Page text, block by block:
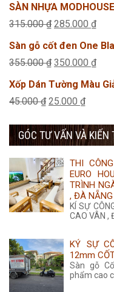
là:
tại
SÀN NHỰA
315.000₫ Giá
gốc
là:
285.000 ₫Giá
hiện
tại
Sàn gỗ cốt đen One
355.000₫ Giá
gốc
là:
350.000 ₫Giá
hiện
Xốp Dán Tường Màu
45.000₫ Giá
là:
25.000 ₫Giá
tại
GÓC TƯ VẤN VÀ KIẾN
THI
EURO
TRÌNH
, ĐÀ NẴNG
KÍ SỰ
CAO VÂN ,
KÝ SỰ
12mm
Sàn gỗ
phẩm cao